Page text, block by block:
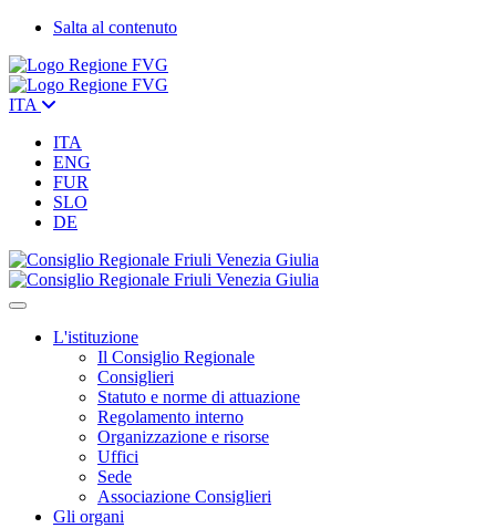
Salta al contenuto
ITA
ITA
ENG
FUR
SLO
DE
L'istituzione
Il Consiglio Regionale
Consiglieri
Statuto e norme di attuazione
Regolamento interno
Organizzazione e risorse
Uffici
Sede
Associazione Consiglieri
Gli organi